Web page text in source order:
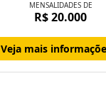
MENSALIDADES DE
R$ 20.000
Veja mais